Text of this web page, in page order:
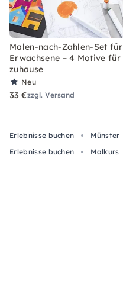
Malen-nach-Zahlen-Set für
Erwachsene – 4 Motive für
zuhause
Neu
33 €zzgl. Versand
Erlebnisse buchen Münster
Erlebnisse buchen
Malkurs